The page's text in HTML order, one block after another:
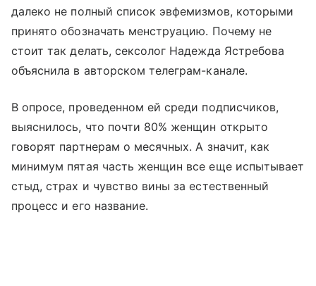
далеко не полный список эвфемизмов, которыми
принято обозначать менструацию. Почему не
стоит так делать, сексолог Надежда Ястребова
объяснила в авторском телеграм-канале.
В опросе, проведенном ей среди подписчиков,
выяснилось, что почти 80% женщин открыто
говорят партнерам о месячных. А значит, как
минимум пятая часть женщин все еще испытывает
стыд, страх и чувство вины за естественный
процесс и его название.